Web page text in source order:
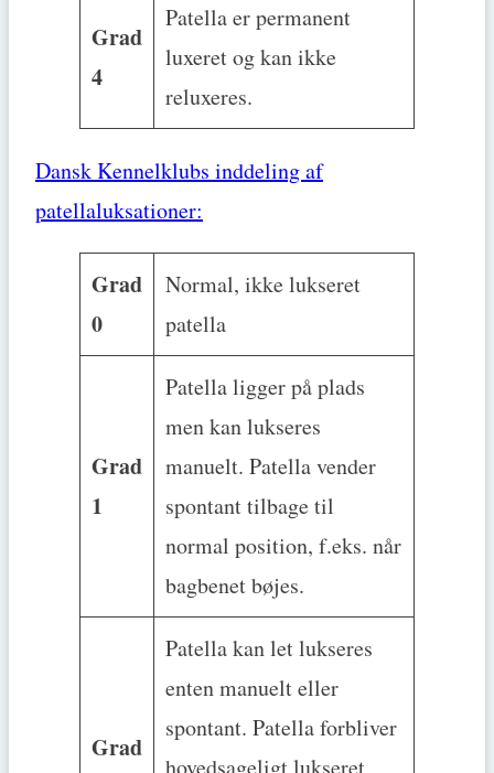
Grad
4
Patella er permanent
luxeret og kan ikke
reluxeres.
Dansk Kennelklubs inddeling af
patellaluksationer:
Grad
0
Normal, ikke lukseret
patella
Grad
1
Patella ligger på plads
men kan lukseres
manuelt. Patella vender
spontant tilbage til
normal position, f.eks. når
bagbenet bøjes.
Grad
Patella kan let lukseres
enten manuelt eller
spontant. Patella forbliver
hovedsageligt lukseret,